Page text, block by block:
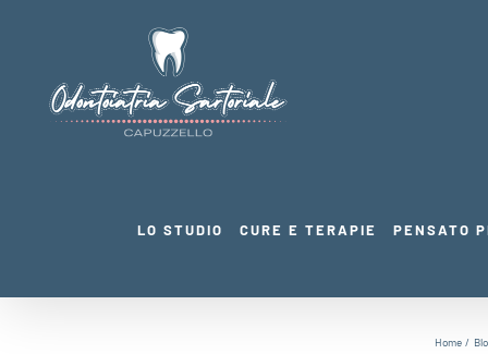
contenuto
LO STUDIO CURE E TERAPIE PENSATO
Home